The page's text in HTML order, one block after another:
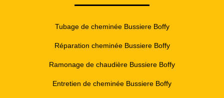
Tubage de cheminée Bussiere Boffy
Réparation cheminée Bussiere Boffy
Ramonage de chaudière Bussiere Boffy
Entretien de cheminée Bussiere Boffy